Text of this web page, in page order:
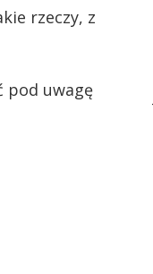
rzeczy, z
pod uwagę